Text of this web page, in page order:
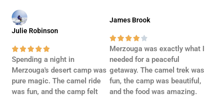
Julie Robinson

Spending a night in
Merzouga's desert camp was
pure magic. The camel ride
was fun, and the camp felt
James Brook
 
Merzouga was exactly what I
needed for a peaceful
getaway. The camel trek was
fun, the camp was beautiful,
and the food was amazing.